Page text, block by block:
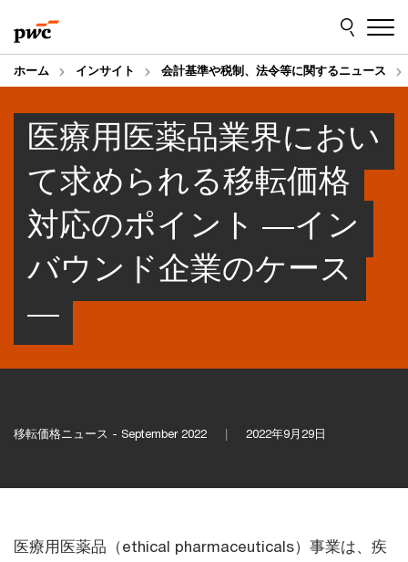
to
content
to
footer
ホーム インサイト 会計基準や税制、法令等に関するニュース
医療用医薬品業界におい
て求められる移転価格
対応のポイント ―イン
バウンド企業のケース
―
移転価格ニュース - September 2022 2022年9月29日
医療用医薬品（ethical pharmaceuticals）事業は、疾